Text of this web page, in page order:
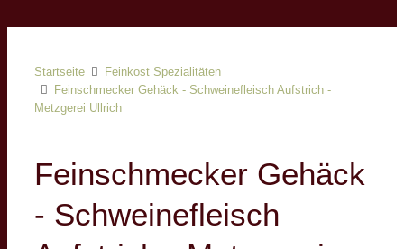
Startseite
Feinkost Spezialitäten
Feinschmecker Gehäck - Schweinefleisch Aufstrich -
Metzgerei Ullrich
Feinschmecker Gehäck
- Schweinefleisch